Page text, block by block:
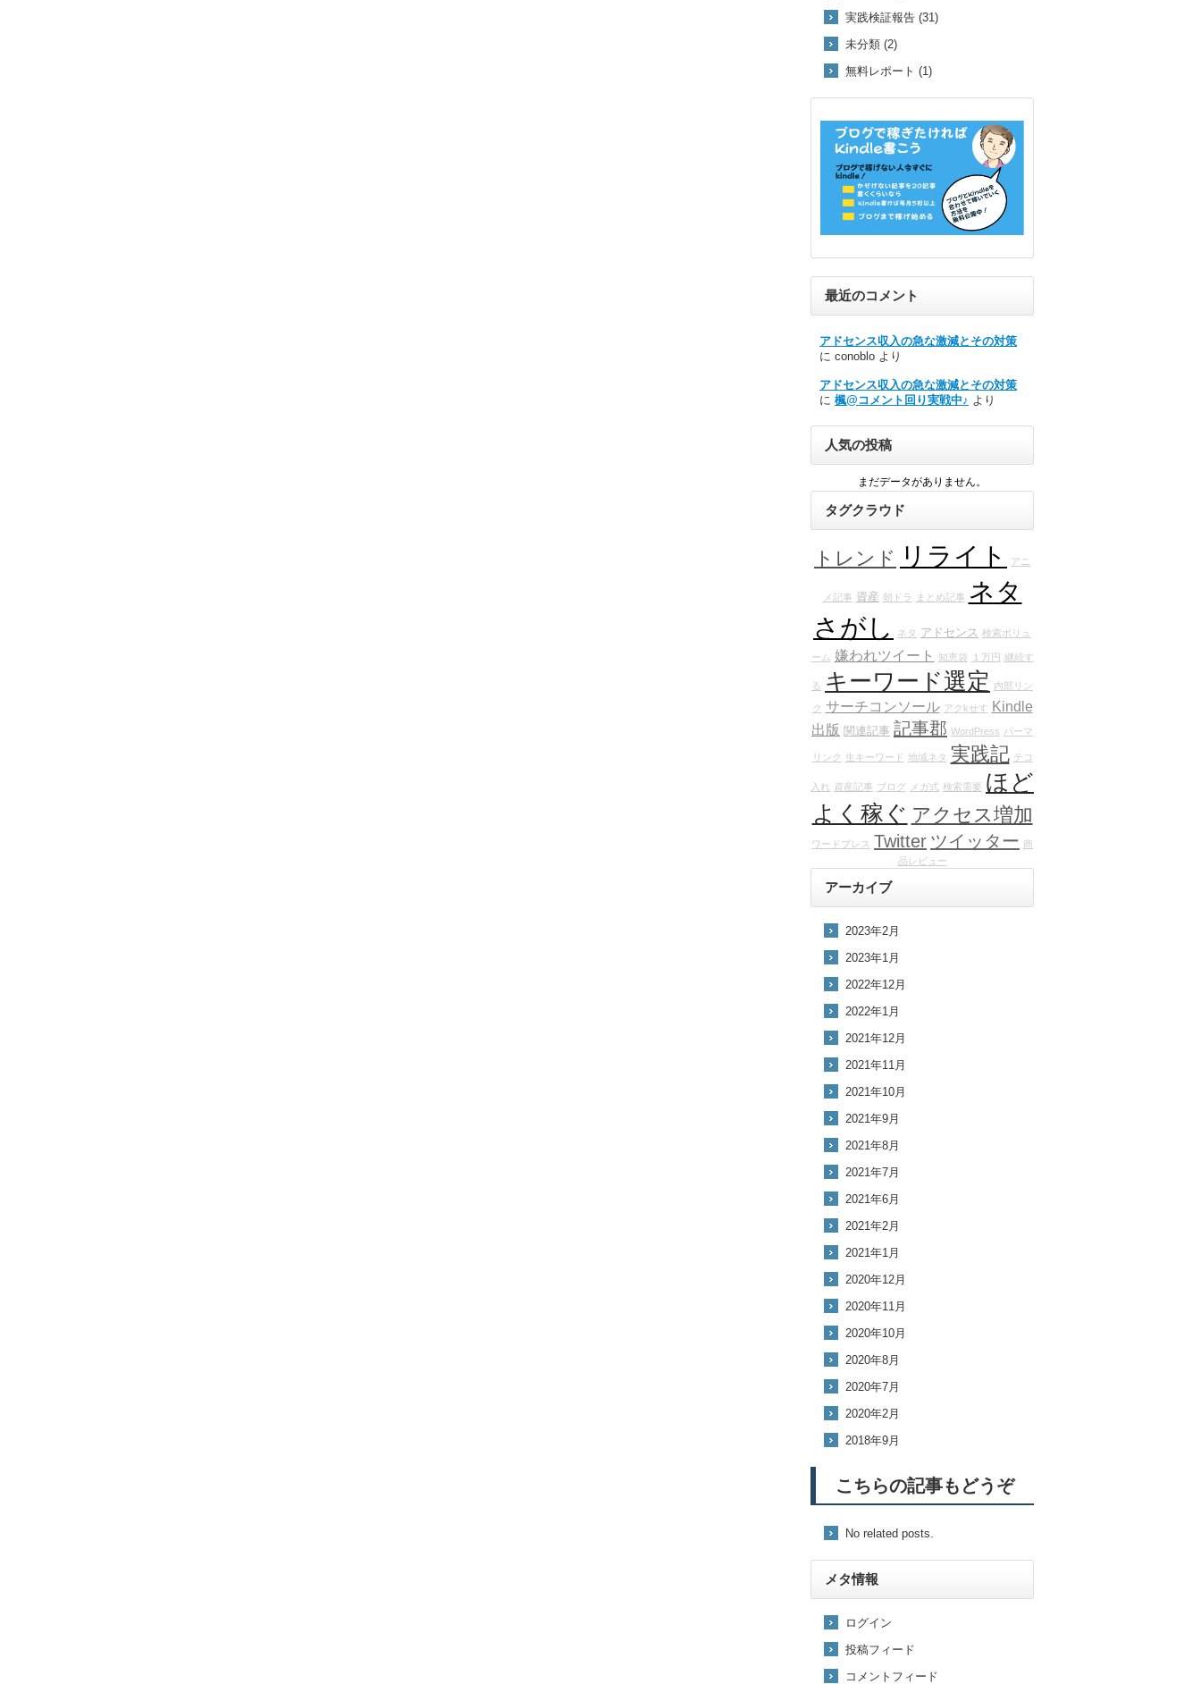
実践検証報告 (31)
未分類 (2)
無料レポート (1)
最近のコメント
アドセンス収入の急な激減とその対策
に conoblo より
アドセンス収入の急な激減とその対策
に 楓@コメント回り実戦中♪ より
人気の投稿
まだデータがありません。
タグクラウド
トレンド リライト アニ
メ記事 資産 朝ドラ まとめ記事 ネタ
さがし
ネタ アドセンス 検索ボリュ
ーム 嫌われツイート 知恵袋 １万円 継続す
る キーワード選定 内部リン
ク サーチコンソール アクkせす Kindle
出版 関連記事 記事郡 WordPress パーマ
リンク 生キーワード 地域ネタ 実践記 テコ
入れ 資産記事 ブログ メガ式 検索需要 ほど
よく稼ぐ アクセス増加
ワードプレス Twitter ツイッター 商
品レビュー
アーカイブ
2023年2月
2023年1月
2022年12月
2022年1月
2021年12月
2021年11月
2021年10月
2021年9月
2021年8月
2021年7月
2021年6月
2021年2月
2021年1月
2020年12月
2020年11月
2020年10月
2020年8月
2020年7月
2020年2月
2018年9月
こちらの記事もどうぞ
No related posts.
メタ情報
ログイン
投稿フィード
コメントフィード